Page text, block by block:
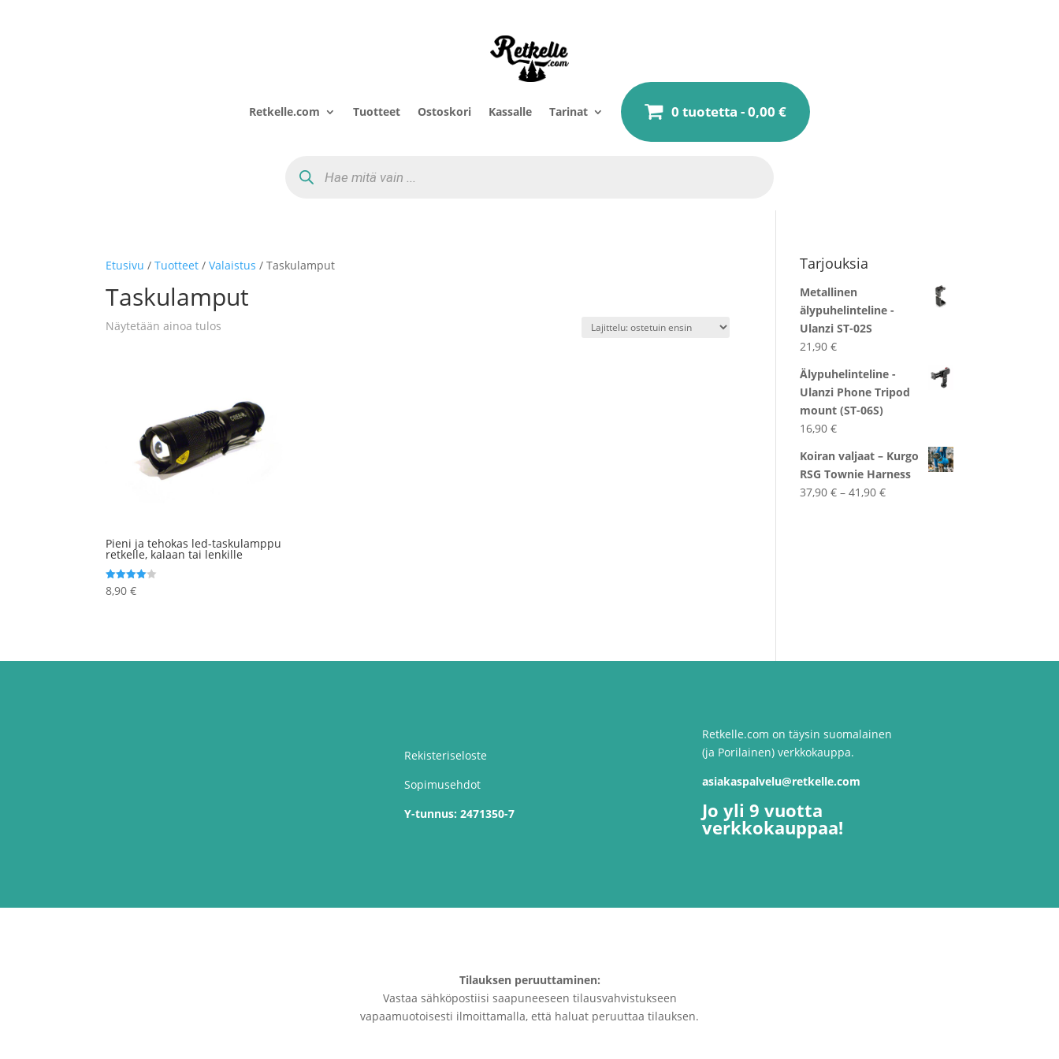
Retkelle.com Tuotteet Ostoskori Kassalle Tarinat 0 tuotetta 0,00 €
search
Etusivu /Tuotteet /Valaistus / Taskulamput
Taskulamput
Näytetään ainoa tulos
Pieni ja tehokas led-taskulamppu
retkelle, kalaan tai lenkille
Arvostelu
tuotteesta:
8,90€
Tarjouksia
Metallinen
älypuhelinteline -
Ulanzi ST-02S
21,90€
Älypuhelinteline -
Ulanzi Phone Tripod
mount (ST-06S)
16,90€
Koiran valjaat – Kurgo
RSG Townie Harness
37,90€ – 41,90€Hintaluokka:
Rekisteriseloste
Sopimusehdot
Y-tunnus: 2471350-7
Retkelle.com on täysin suomalainen
(ja Porilainen) verkkokauppa.
asiakaspalvelu@retkelle.com
Jo yli 9 vuotta
verkkokauppaa!
Tilauksen peruuttaminen:
Vastaa sähköpostiisi saapuneeseen tilausvahvistukseen
vapaamuotoisesti ilmoittamalla, että haluat peruuttaa tilauksen.